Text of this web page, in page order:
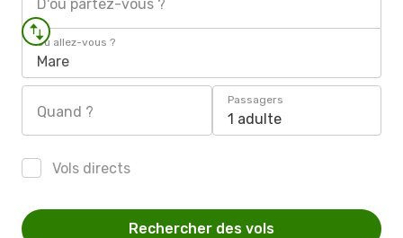
D'où partez-vous ?
Où allez-vous ?
Mare
Quand ?
Passagers
1 adulte
Vols directs
Rechercher des vols